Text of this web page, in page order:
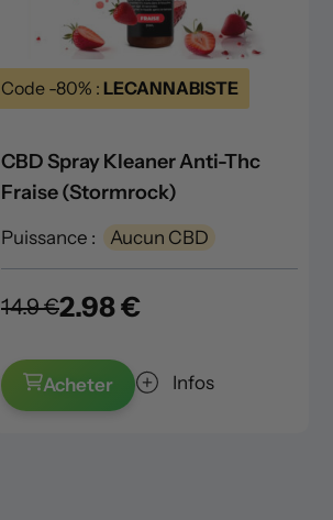
Code -80% : LECANNABISTE
CBD Spray Kleaner Anti-Thc
Fraise (Stormrock)
Puissance : Aucun CBD
14.9 €2.98 €
Acheter Infos